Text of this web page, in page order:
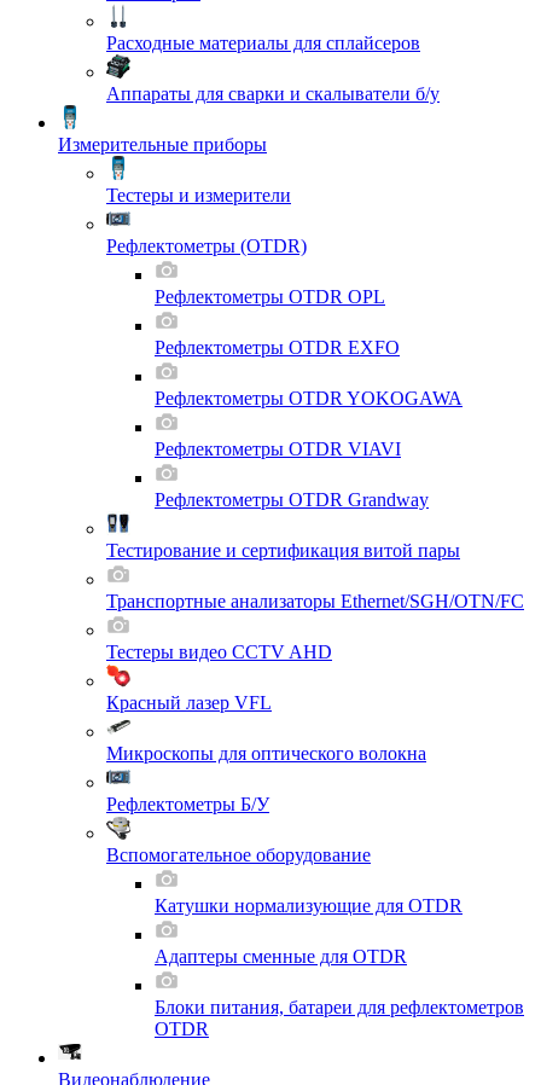
Расходные материалы для сплайсеров
Аппараты для сварки и скалыватели б/у
Измерительные приборы
Тестеры и измерители
Рефлектометры (OTDR)
Рефлектометры OTDR OPL
Рефлектометры OTDR EXFO
Рефлектометры OTDR YOKOGAWA
Рефлектометры OTDR VIAVI
Рефлектометры OTDR Grandway
Тестирование и сертификация витой пары
Транспортные анализаторы Ethernet/SGH/OTN/FC
Тестеры видео CCTV AHD
Красный лазер VFL
Микроскопы для оптического волокна
Рефлектометры Б/У
Вспомогательное оборудование
Катушки нормализующие для OTDR
Адаптеры сменные для OTDR
Блоки питания, батареи для рефлектометров
OTDR
Видеонаблюдение